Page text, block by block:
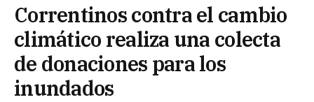
Correntinos contra el cambio
climático realiza una colecta
de donaciones para los
inundados